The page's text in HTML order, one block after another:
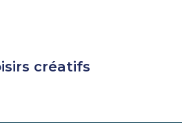
créatifs